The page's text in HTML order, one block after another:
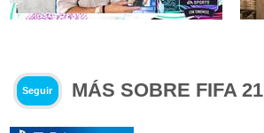
Seguir MÁS SOBRE FIFA 21